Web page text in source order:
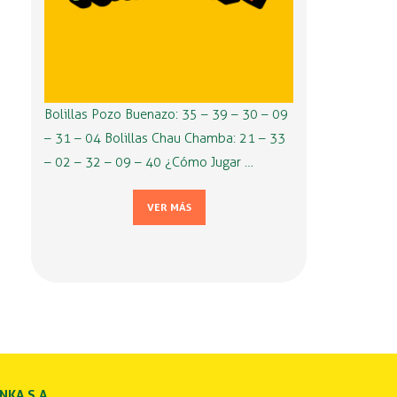
Bolillas Pozo Buenazo: 35 – 39 – 30 – 09
– 31 – 04 Bolillas Chau Chamba: 21 – 33
– 02 – 32 – 09 – 40 ¿Cómo Jugar …
VER MÁS